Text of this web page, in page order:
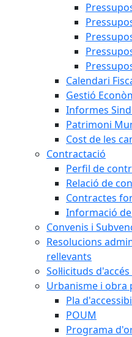
Calendari
Gestió
Informes
Patrimoni
Cost de les
Contractació
Perfil de
Relació de
Contractes
Informació
Convenis i
Resolucions
rellevants
Sol·licituds
Urbanisme i obra
Pla
POUM
Programa